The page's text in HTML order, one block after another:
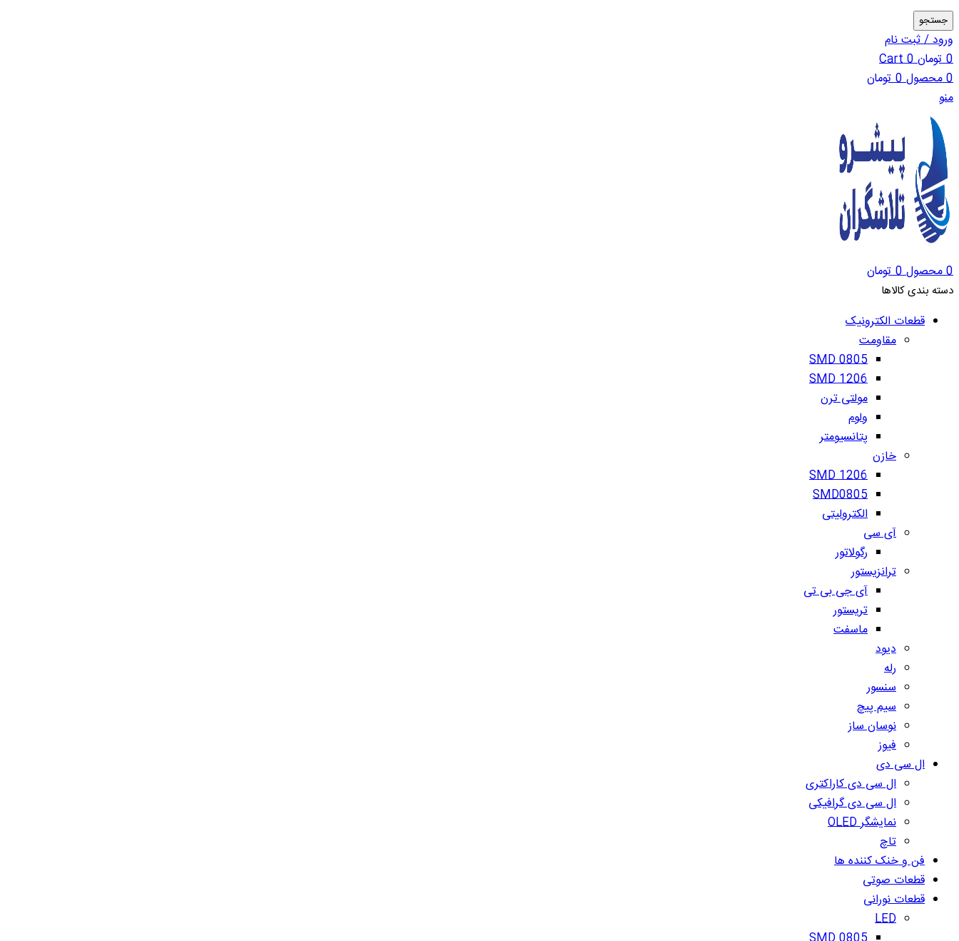
جستجو
ورود / ثبت نام
0تومان0
Cart
0محصول0تومان
منو
0محصول0تومان
دسته بندی کالاها
قطعات الکترونیک
مقاومت
SMD 0805
SMD 1206
مولتی ترن
ولوم
پتانسیومتر
خازن
SMD 1206
SMD0805
الکترولیتی
آی سی
رگولاتور
ترانزیستور
آی جی بی تی
تریستور
ماسفت
دیود
رله
سنسور
سیم پیچ
نوسان ساز
فیوز
ال سی دی
ال سی دی کاراکتری
ال سی دی گرافیکی
نمایشگر OLED
تاچ
فن و خنک کننده ها
قطعات صوتی
قطعات نورانی
LED